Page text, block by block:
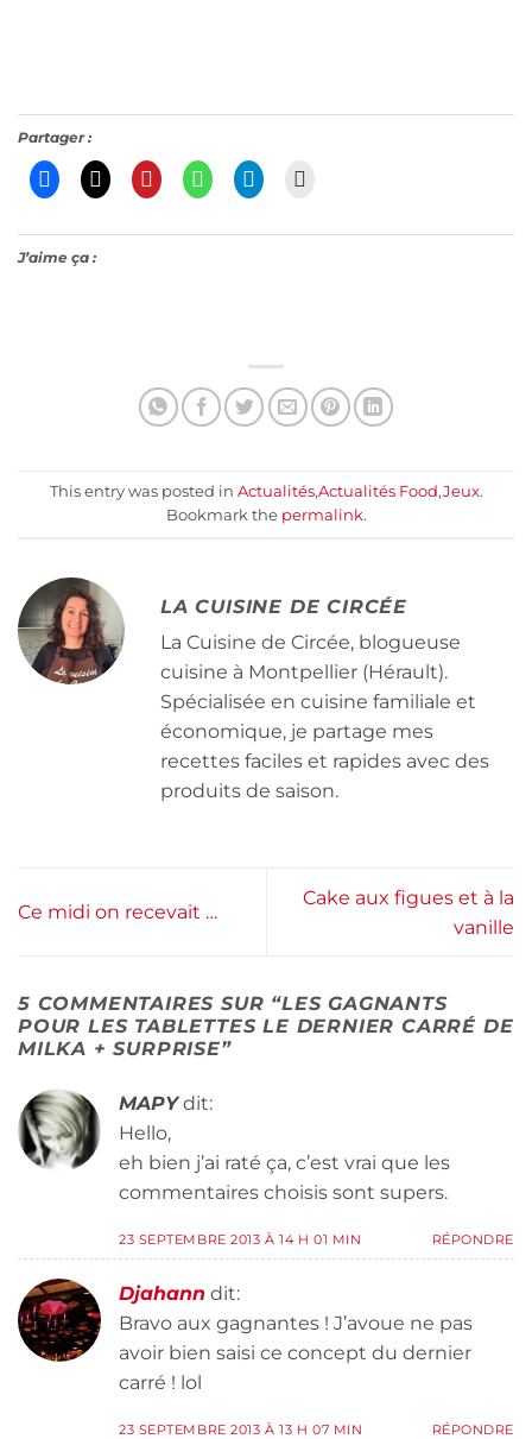
Partager :
J’aime ça :
This entry was posted in Actualités,Actualités Food,Jeux.
Bookmark the permalink.
LA CUISINE DE CIRCÉE
La Cuisine de Circée, blogueuse
cuisine à Montpellier (Hérault).
Spécialisée en cuisine familiale et
économique, je partage mes
recettes faciles et rapides avec des
produits de saison.
Ce midi on recevait …
Cake aux figues et à la
vanille
5 COMMENTAIRES SUR “LES GAGNANTS
POUR LES TABLETTES LE DERNIER CARRÉ DE
MILKA + SURPRISE”
MAPY dit:
Hello,
eh bien j’ai raté ça, c’est vrai que les
commentaires choisis sont supers.
23 SEPTEMBRE 2013 À 14 H 01 MIN RÉPONDRE
Djahann dit:
Bravo aux gagnantes ! J’avoue ne pas
avoir bien saisi ce concept du dernier
carré ! lol
23 SEPTEMBRE 2013 À 13 H 07 MIN RÉPONDRE